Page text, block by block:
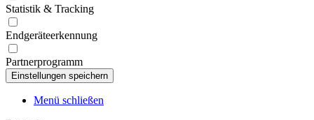
Statistik & Tracking
Endgeräteerkennung
Partnerprogramm
Menü schließen